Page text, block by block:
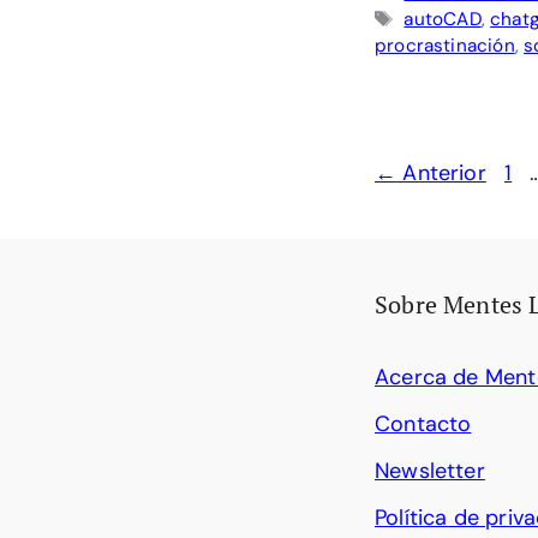
Etiquetas
autoCAD,
procrastinación,
← Anterior 1
Sobre Mentes
Acerca de
Contacto
Newsletter
Política de